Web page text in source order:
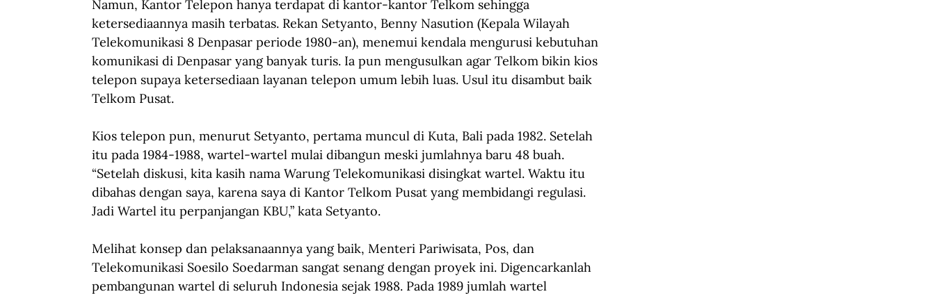
Namun, Kantor Telepon hanya terdapat di kantor-kantor Telkom sehingga
ketersediaannya masih terbatas. Rekan Setyanto, Benny Nasution (Kepala Wilayah
Telekomunikasi 8 Denpasar periode 1980-an), menemui kendala mengurusi kebutuhan
komunikasi di Denpasar yang banyak turis. Ia pun mengusulkan agar Telkom bikin kios
telepon supaya ketersediaan layanan telepon umum lebih luas. Usul itu disambut baik
Telkom Pusat.
Kios telepon pun, menurut Setyanto, pertama muncul di Kuta, Bali pada 1982. Setelah
itu pada 1984-1988, wartel-wartel mulai dibangun meski jumlahnya baru 48 buah.
“Setelah diskusi, kita kasih nama Warung Telekomunikasi disingkat wartel. Waktu itu
dibahas dengan saya, karena saya di Kantor Telkom Pusat yang membidangi regulasi.
Jadi Wartel itu perpanjangan KBU,” kata Setyanto.
Melihat konsep dan pelaksanaannya yang baik, Menteri Pariwisata, Pos, dan
Telekomunikasi Soesilo Soedarman sangat senang dengan proyek ini. Digencarkanlah
pembangunan wartel di seluruh Indonesia sejak 1988. Pada 1989 jumlah wartel